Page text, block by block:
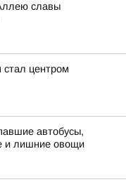
славы
стал центром
автобусы,
и лишние овощи